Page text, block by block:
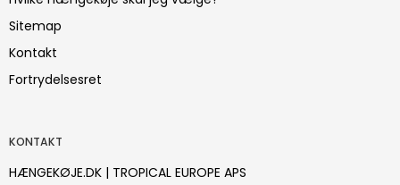
Sitemap
Kontakt
Fortrydelsesret
KONTAKT
HÆNGEKØJE.DK | TROPICAL EUROPE APS